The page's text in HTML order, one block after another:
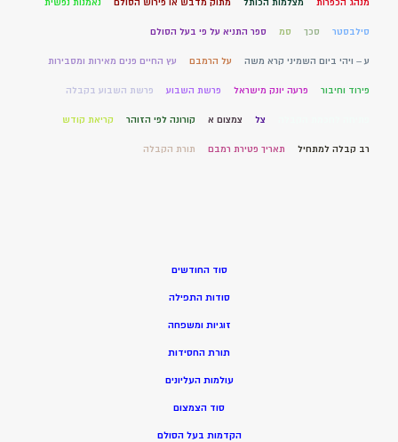
סילבסטר סכך סמ ספר התניא על פי בעל הסולם
ע – ויהי ביום השמיני קרא משה על הרמבם עץ החיים פנים מאירות ומסבירות
פירוד וחיבור פרעה יונק מישראל פרשת השבוע פרשת השבוע בקבלה
צל צמצום א קורונה לפי הזוהר קריאת קודש
רב קבלה למתחיל תאריך פטירת רמבם תורת הקבלה
סוד החודשים
סודות התפילה
זוגיות ומשפחה
תורת החסידות
עולמות העליונים
סוד הצמצום
הקדמות בעל הסולם